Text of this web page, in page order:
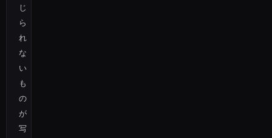
じ
ら
れ
な
い
も
の
が
写